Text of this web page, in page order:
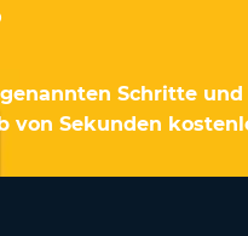
Schritte
von Sekunden